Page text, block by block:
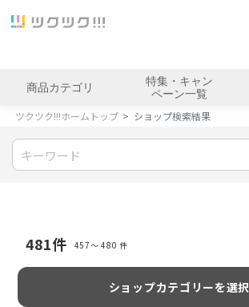
商品カテゴリ
特集・キャン
ペーン一覧
ツクツク!!!ホームトップ ショップ検索結果
481件 457〜 480 件
ショップカテゴリーを選択